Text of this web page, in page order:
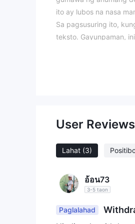
ito ay lubos na nasa
Sa pagsusuring ito,
teksto. Gayunpaman,
The Montréal
may global na
kasaysayan, ang
Sa sumusunod na
madaling at maayos na
Mga Kalamangan at
Global Presence
pangunahing sentro ng
User Reviews
Lahat (3)
อ้อน73
3-5 taon
Paglalahad